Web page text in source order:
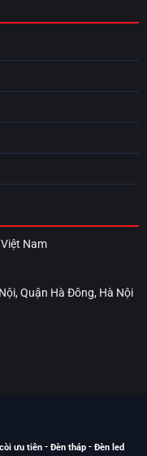
Nam
Quận Hà Đông, Hà Nội
ưu tiên- Đèn tháp- Đèn led